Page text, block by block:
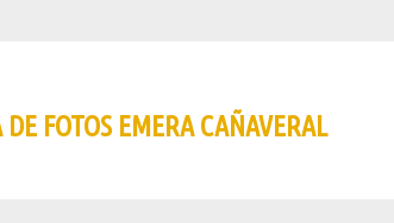
DE FOTOS EMERA CAÑAVERAL